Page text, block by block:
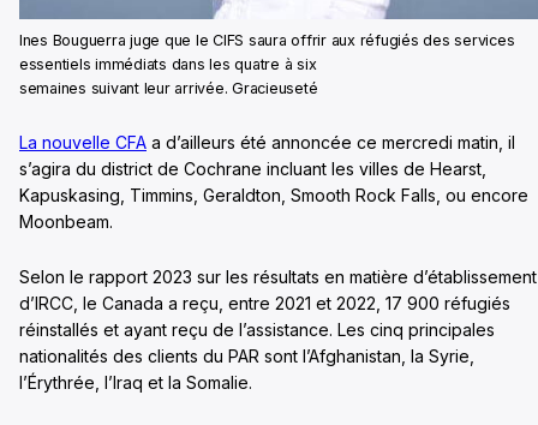
Ines Bouguerra juge que le CIFS saura offrir aux réfugiés des services
essentiels immédiats dans les quatre à six
semaines suivant leur arrivée. Gracieuseté
La nouvelle CFA a d’ailleurs été annoncée ce mercredi matin, il
s’agira du district de Cochrane incluant les villes de Hearst,
Kapuskasing, Timmins, Geraldton, Smooth Rock Falls, ou encore
Moonbeam.
Selon le rapport 2023 sur les résultats en matière d’établissement
d’IRCC, le Canada a reçu, entre 2021 et 2022, 17 900 réfugiés
réinstallés et ayant reçu de l’assistance. Les cinq principales
nationalités des clients du PAR sont l’Afghanistan, la Syrie,
l’Érythrée, l’Iraq et la Somalie.